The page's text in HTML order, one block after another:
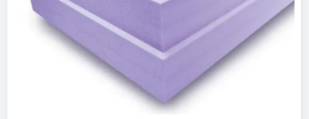
Zertifizierungen
Bitte auswählen